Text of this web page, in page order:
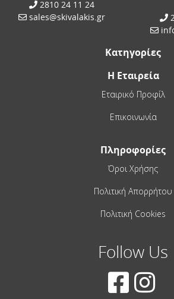
2810 24 11 24
sales@skivalakis.gr
Κατηγορίες
Η Εταιρεία
Εταιρικό Προφίλ
Επικοινωνία
Πληροφορίες
Όροι Χρήσης
Πολιτική Απορρήτου
Πολιτική Cookies
Follow Us